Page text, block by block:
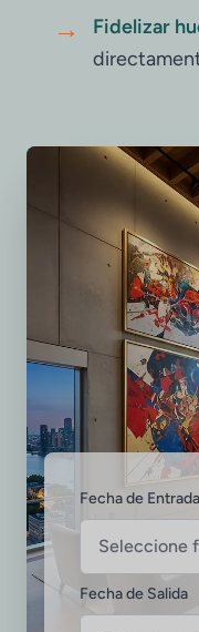
→ Fidelizar
Fecha de Entrada
Fecha de Salida